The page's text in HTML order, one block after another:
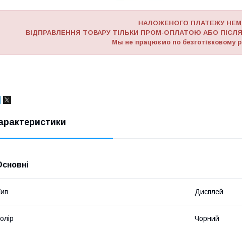
НАЛОЖЕНОГО ПЛАТЕЖУ
ВІДПРАВЛЕННЯ ТОВАРУ ТІЛЬКИ ПРОМ-ОПЛАТОЮ АБО
Мы не працюємо по безготівковому
Дисплей
Чорний